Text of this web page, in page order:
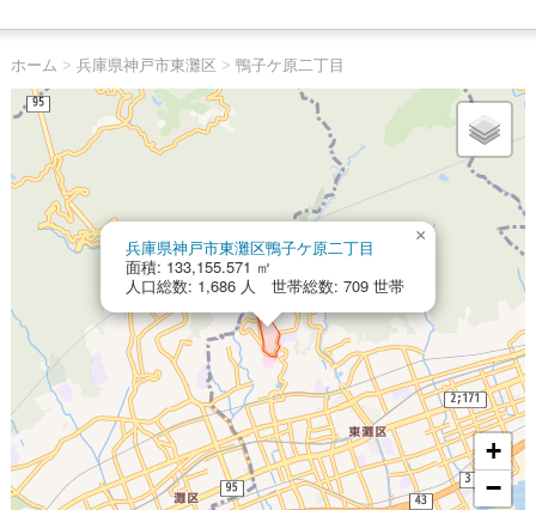
ホーム > 兵庫県神戸市東灘区 > 鴨子ケ原二丁目
兵庫県神戸市東灘区鴨子ケ原二丁目
面積: 133,155.571 ㎡
人口総数: 1,686 人 世帯総数: 709 世帯
×
+
−